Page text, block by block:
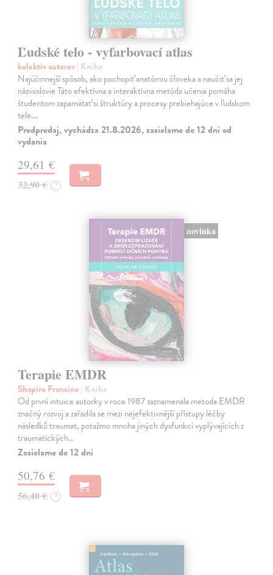
Ľudské telo - vyfarbovací atlas
kolektív autorov| Kniha
Najúčinnejší spôsob, ako pochopiť anatómiu človeka a naučiť sa jej
názvoslovie Táto efektívna a interaktívna metóda učenia pomáha
študentom zapamätať si štruktúry a procesy prebiehajúce v ľudskom
tele.…
Predpredaj, vychádza 21.8.2026, zasielame do 12 dní od
vydania
29,61 €
32,90 € ?
novinka
Terapie EMDR
Shapiro Francine | Kniha
Od první intuice autorky v roce 1987 zaznamenala metoda EMDR
značný rozvoj a zařadila se mezi nejefektivnější přístupy léčby
následků traumat, potažmo mnoha jiných dysfunkcí vyplývajících z
traumatických…
Zasielame do 12 dní
50,76 €
56,40 € ?